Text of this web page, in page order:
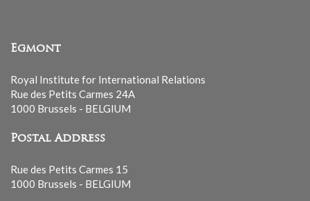
Egmont
Royal Institute for International Relations
Rue des Petits Carmes 24A
1000 Brussels - BELGIUM
Postal Address
Rue des Petits Carmes 15
1000 Brussels - BELGIUM